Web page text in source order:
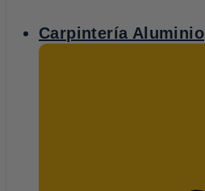
Carpintería Aluminio